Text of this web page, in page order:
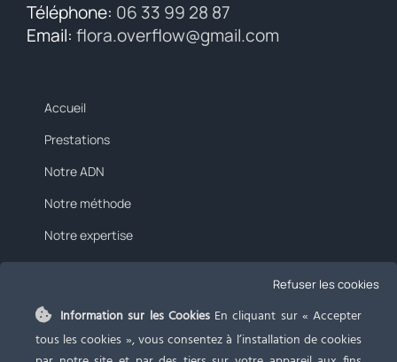
Téléphone: 06 33 99 28 87
Email: flora.overflow@gmail.com
Accueil
Prestations
Notre ADN
Notre méthode
Notre expertise
Tarifs
Contact
Refuser les cookies
Information sur les CookiesEn cliquant sur « Accepter
tous les cookies », vous consentez à l’installation de cookies